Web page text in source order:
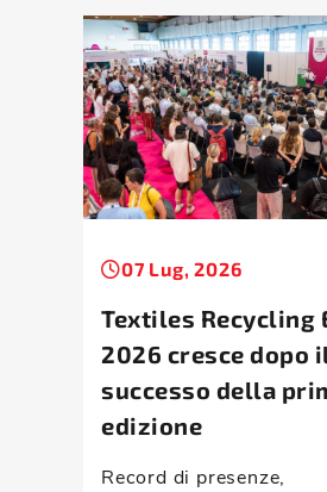
07 Lug, 2026
Textiles Recycling
2026 cresce dopo
successo della
edizione
Record di presenze,